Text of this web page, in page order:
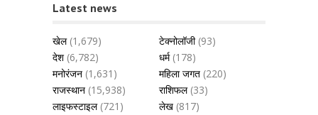
Latest news
खेल(1,679) टेक्नोलॉजी(93)
देश(6,782) धर्म(178)
मनोरंजन (1,631) महिला जगत (220)
राजस्थान (15,938) राशिफल(33)
लाइफस्टाइल(721) लेख (817)